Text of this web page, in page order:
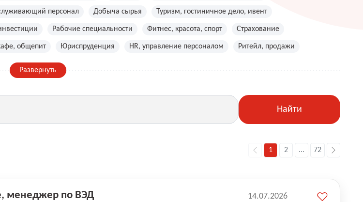
персонал Добыча сырья Туризм, гостиничное дело, ивент
Рабочие специальности Фитнес, красота, спорт Страхование
общепит Юриспруденция HR, управление персоналом Ритейл, продажи
Развернуть
Найти
1 2 ... 72
менеджер по ВЭД 14.07.2026